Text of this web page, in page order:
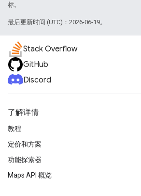
标。
最后更新时间 (UTC)：2026-06-19。
Stack Overflow
GitHub
Discord
了解详情
教程
定价和方案
功能探索器
Maps API 概览